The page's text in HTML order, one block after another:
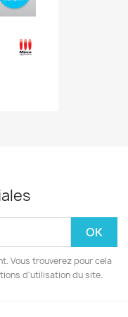
Vous trouverez pour cela
d'utilisation du site.